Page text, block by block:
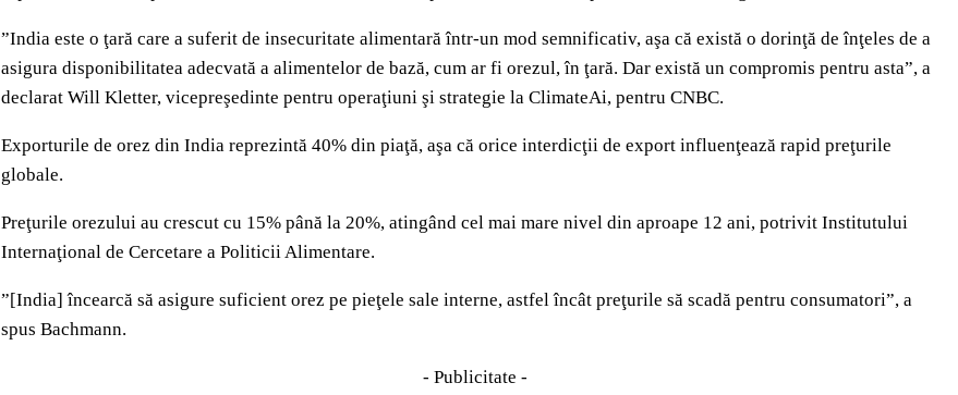
”India este o ţară care a suferit de insecuritate alimentară într-un mod semnificativ, aşa că există o dorinţă de înţeles de a
asigura disponibilitatea adecvată a alimentelor de bază, cum ar fi orezul, în ţară. Dar există un compromis pentru asta”, a
declarat Will Kletter, vicepreşedinte pentru operaţiuni şi strategie la ClimateAi, pentru CNBC.
Exporturile de orez din India reprezintă 40% din piaţă, aşa că orice interdicţii de export influenţează rapid preţurile
globale.
Preţurile orezului au crescut cu 15% până la 20%, atingând cel mai mare nivel din aproape 12 ani, potrivit Institutului
Internaţional de Cercetare a Politicii Alimentare.
”[India] încearcă să asigure suficient orez pe pieţele sale interne, astfel încât preţurile să scadă pentru consumatori”, a
spus Bachmann.
- Publicitate -